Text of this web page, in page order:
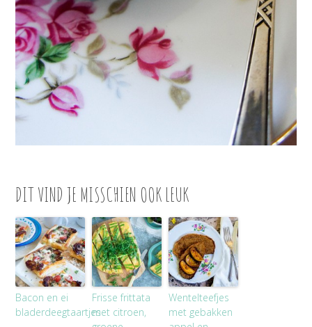
DIT VIND JE MISSCHIEN OOK LEUK
Bacon en ei
bladerdeegtaartjes
Frisse frittata
met citroen,
Wentelteefjes
met gebakken